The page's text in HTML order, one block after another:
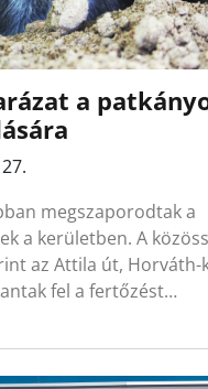
a
megszaporodtak a
a kerületben. A
az Attila út, Horváth-
fel a fertőzést…